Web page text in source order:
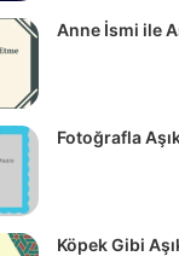
Anne İsmi ile
Fotoğrafla
Köpek Gibi